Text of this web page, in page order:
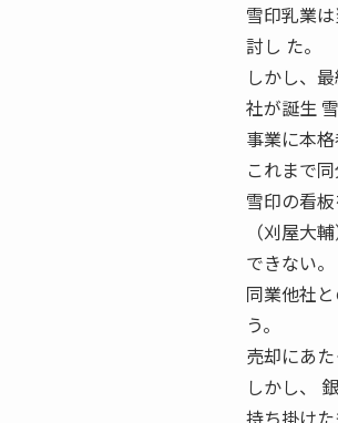
雪印乳業
討し た。
しかし、
社が誕生
事業に本格
これまで
雪印の看
（刈屋大
できない。
同業他社
う。
売却にあ
しかし、
持ち掛け